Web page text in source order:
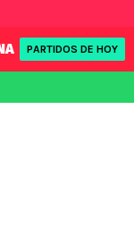
REDSPORT
PARTIDOS DE HOY